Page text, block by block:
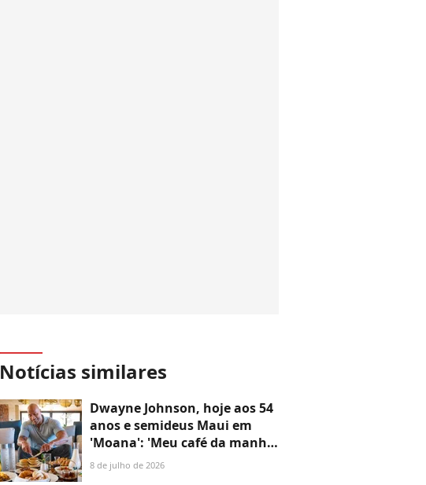
Notícias similares
Dwayne Johnson, hoje aos 54
anos e semideus Maui em
'Moana': 'Meu café da manhã
típico: 200g de filé mignon,
8 de julho de 2026